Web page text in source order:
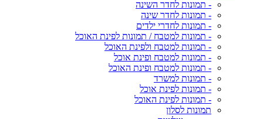
- תמונות לחדר השינה
- תמונות לחדר שינה
- תמונות לחדרי ילדים
- תמונות למטבח / תמונות לפינת האוכל
- תמונות למטבח ולפינת האוכל
- תמונות למטבח ופינת אוכל
- תמונות למטבח ופינת האוכל
- תמונות למשרד
- תמונות לפינת אוכל
- תמונות לפינת האוכל
תמונות לסלון